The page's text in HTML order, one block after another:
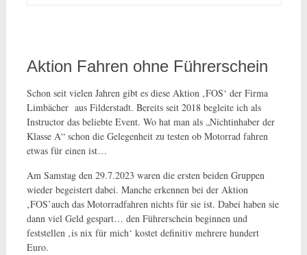
Aktion Fahren ohne Führerschein
Schon seit vielen Jahren gibt es diese Aktion ‚FOS‘ der Firma
Limbächer aus Filderstadt. Bereits seit 2018 begleite ich als
Instructor das beliebte Event. Wo hat man als „Nichtinhaber der
Klasse A“ schon die Gelegenheit zu testen ob Motorrad fahren
etwas für einen ist…
Am Samstag den 29.7.2023 waren die ersten beiden Gruppen
wieder begeistert dabei. Manche erkennen bei der Aktion
‚FOS’auch das Motorradfahren nichts für sie ist. Dabei haben sie
dann viel Geld gespart… den Führerschein beginnen und
feststellen ‚is nix für mich‘ kostet definitiv mehrere hundert
Euro.